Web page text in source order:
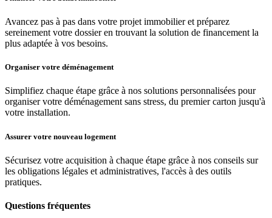
Avancez pas à pas dans votre projet immobilier et préparez
sereinement votre dossier en trouvant la solution de financement la
plus adaptée à vos besoins.
Organiser votre déménagement
Simplifiez chaque étape grâce à nos solutions personnalisées pour
organiser votre déménagement sans stress, du premier carton jusqu'à
votre installation.
Assurer votre nouveau logement
Sécurisez votre acquisition à chaque étape grâce à nos conseils sur
les obligations légales et administratives, l'accès à des outils
pratiques.
Questions fréquentes